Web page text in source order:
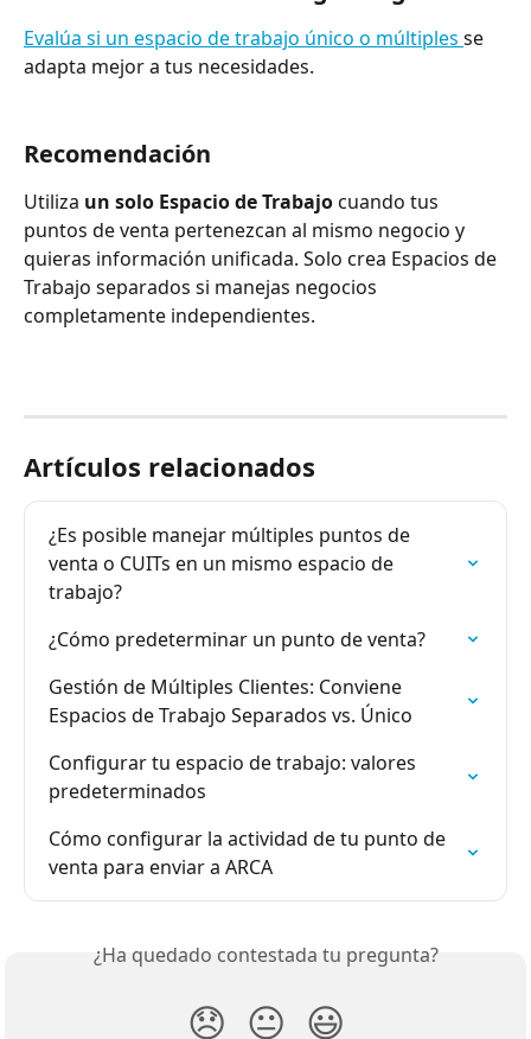
Evalúa si un espacio de trabajo único o múltiples se
adapta mejor a tus necesidades.
Recomendación
Utiliza un solo Espacio de Trabajo cuando tus
puntos de venta pertenezcan al mismo negocio y
quieras información unificada. Solo crea Espacios de
Trabajo separados si manejas negocios
completamente independientes.
Artículos relacionados
¿Es posible manejar múltiples puntos de
venta o CUITs en un mismo espacio de
trabajo?
¿Cómo predeterminar un punto de venta?
Gestión de Múltiples Clientes: Conviene
Espacios de Trabajo Separados vs. Único
Configurar tu espacio de trabajo: valores
predeterminados
Cómo configurar la actividad de tu punto de
venta para enviar a ARCA
¿Ha quedado contestada tu pregunta?
😞 😐 😃